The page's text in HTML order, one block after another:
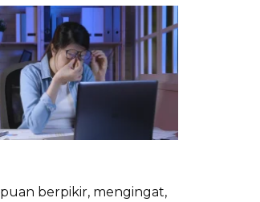
berpikir, mengingat,